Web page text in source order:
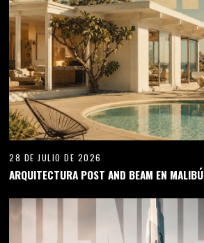
28 DE JULIO DE 2026
ARQUITECTURA POST AND BEAM EN MALIBÚ